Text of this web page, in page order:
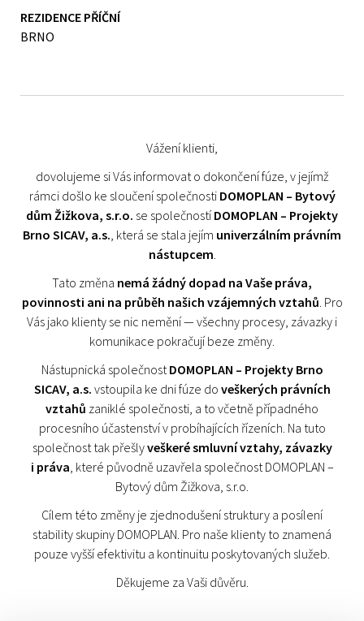
REZIDENCE PŘÍČNÍ
BRNO
Vážení klienti,
dovolujeme si Vás informovat o dokončení fúze, v jejímž
rámci došlo ke sloučení společnosti DOMOPLAN – Bytový
dům Žižkova, s.r.o. se společností DOMOPLAN – Projekty
Brno SICAV, a.s., která se stala jejím univerzálním právním
nástupcem.
Tato změna nemá žádný dopad na Vaše práva,
povinnosti ani na průběh našich vzájemných vztahů. Pro
Vás jako klienty se nic nemění — všechny procesy, závazky i
komunikace pokračují beze změny.
Nástupnická společnostDOMOPLAN – Projekty Brno
SICAV, a.s. vstoupila ke dni fúze do veškerých právních
vztahů zaniklé společnosti, a to včetně případného
procesního účastenství v probíhajících řízeních. Na tuto
společnost tak přešlyveškeré smluvní vztahy, závazky
i práva, které původně uzavřela společnost DOMOPLAN –
Bytový dům Žižkova, s.r.o.
Cílem této změny je zjednodušení struktury a posílení
stability skupiny DOMOPLAN. Pro naše klienty to znamená
pouze vyšší efektivitu a kontinuitu poskytovaných služeb.
Děkujeme za Vaši důvěru.